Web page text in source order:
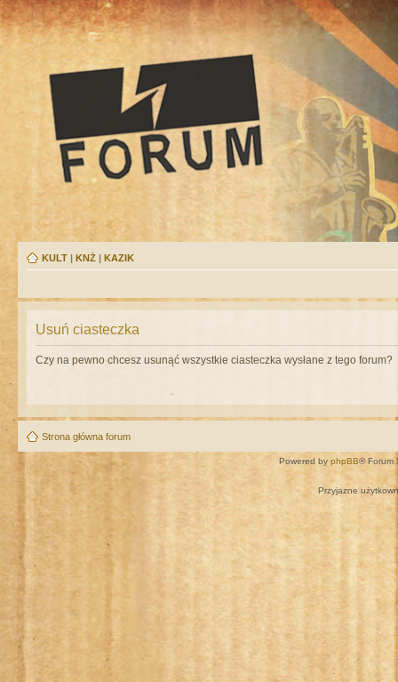
KULT | KNŻ | KAZIK
Usuń ciasteczka
Czy na pewno chcesz usunąć wszystkie ciasteczka wysłane z tego forum?
Strona główna forum
Powered by phpBB® Forum
Przyjazne